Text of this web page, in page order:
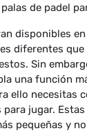
de padel
disponibles
diferentes
Sin
una función
ello necesitas
jugar.
pequeñas y